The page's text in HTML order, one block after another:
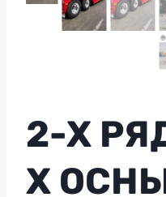
2-Х
Х